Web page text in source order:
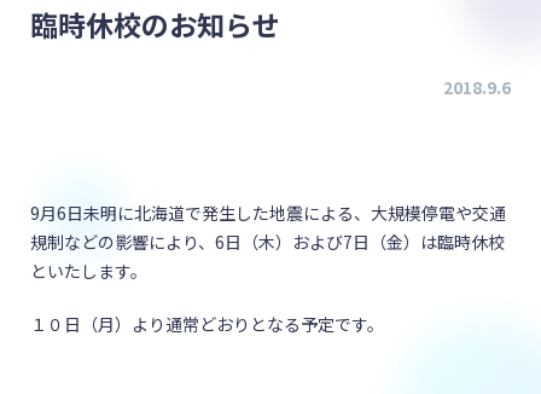
臨時休校のお知らせ
2018.9.6
9月6日未明に北海道で発生した地震による、大規模停電や交通
規制などの影響により、6日（木）および7日（金）は臨時休校
といたします。
１０日（月）より通常どおりとなる予定です。